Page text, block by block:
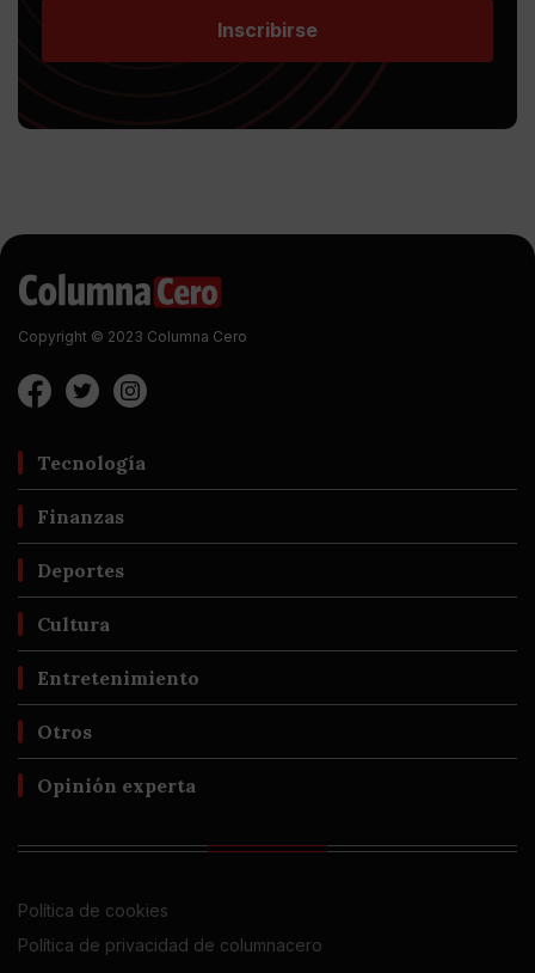
Inscribirse
Copyright © 2023 Columna Cero
Tecnología
Finanzas
Deportes
Cultura
Entretenimiento
Otros
Opinión experta
Política de cookies
Política de privacidad de columnacero